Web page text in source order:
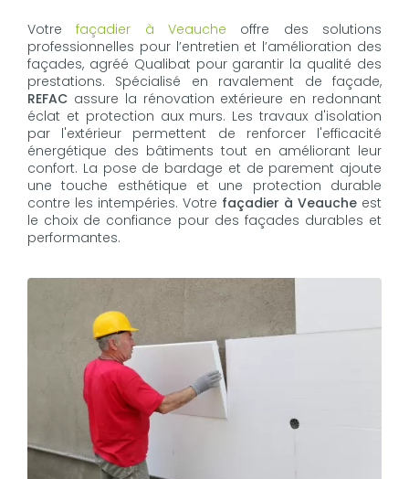
Votre façadier à Veauche offre des solutions
professionnelles pour l’entretien et l’amélioration des
façades, agréé Qualibat pour garantir la qualité des
prestations. Spécialisé en ravalement de façade,
REFAC assure la rénovation extérieure en redonnant
éclat et protection aux murs. Les travaux d'isolation
par l'extérieur permettent de renforcer l'efficacité
énergétique des bâtiments tout en améliorant leur
confort. La pose de bardage et de parement ajoute
une touche esthétique et une protection durable
contre les intempéries. Votre façadier à Veauche est
le choix de confiance pour des façades durables et
performantes.